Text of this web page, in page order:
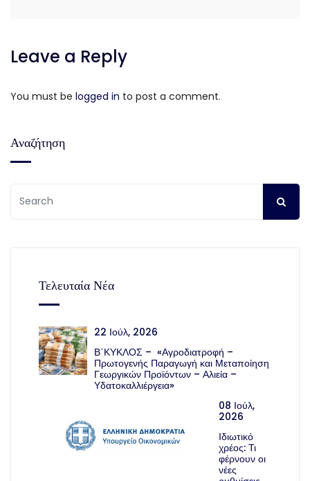
Leave a Reply
You must be logged in to post a comment.
Αναζήτηση
Τελευταία Νέα
22 Ιούλ, 2026
Β΄ΚΥΚΛΟΣ – «Αγροδιατροφή –
Πρωτογενής Παραγωγή και Μεταποίηση
Γεωργικών Προϊόντων – Αλιεία –
Υδατοκαλλιέργεια»
08 Ιούλ,
2026
Ιδιωτικό
χρέος: Τι
φέρνουν οι
νέες